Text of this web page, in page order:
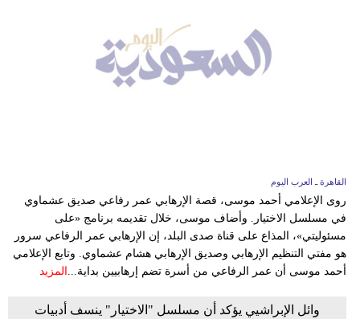
القاهرة ـ العرب اليوم
روى الإعلامي أحمد موسى، قصة الإرهابي عمر رفاعي صديق عشماوي
في مسلسل الاختيار. وأضاف موسى، خلال تقديمه برنامج «على
مسئوليتي»، المذاع على قناة صدى البلد، إن الإرهابي عمر الرفاعي سرور
هو مفتي التنظيم الإرهابي وصديق الإرهابي هشام عشماوي. وتابع الإعلامي
أحمد موسى أن عمر الرفاعي من أسرة تضم إرهابيين بداية...
المزيد
وائل الإبراشيي يؤكد أن مسلسل "الاختيار" ينسف أدبيات